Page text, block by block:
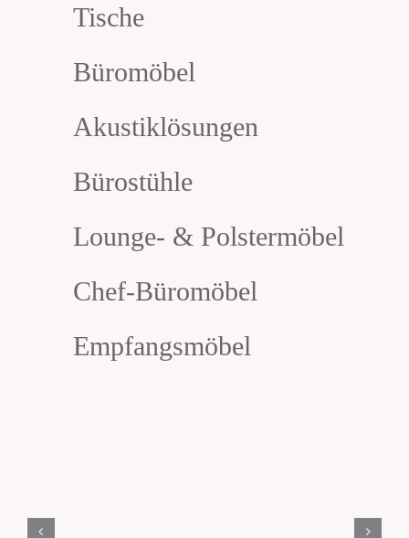
Tische
Büromöbel
Akustiklösungen
Bürostühle
Lounge- & Polstermöbel
Chef-Büromöbel
Empfangsmöbel